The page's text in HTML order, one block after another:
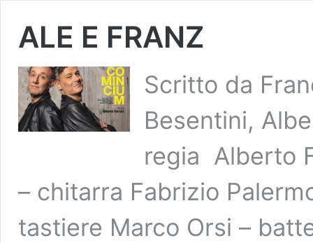
ALE E FRANZ
Scritto da
Besentini,
regia Alberto
– chitarra Fabrizio
tastiere Marco Orsi –